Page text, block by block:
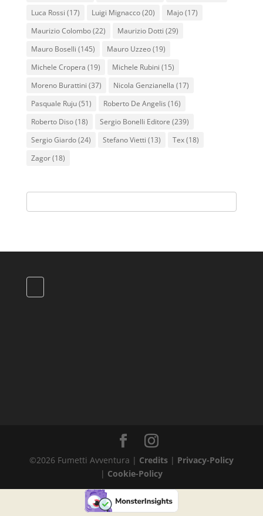
Luca Rossi (17) Luigi Mignacco(20) Majo(17)
Maurizio Colombo(22) Maurizio Dotti (29)
Mauro Boselli (145) Mauro Uzzeo(19)
Michele Cropera (19) Michele Rubini (15)
Moreno Burattini (37) Nicola Genzianella (17)
Pasquale Ruju(51) Roberto De Angelis (16)
Roberto Diso(18) Sergio Bonelli Editore (239)
Sergio Giardo(24) Stefano Vietti (13) Tex(18)
Zagor(18)
©2026 Fumetti Avventura | Credits| Privacy-Policy
| Cookie-Policy